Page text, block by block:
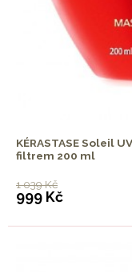
KÉRASTASE Soleil
filtrem 200 ml
1 039 Kč
999 Kč